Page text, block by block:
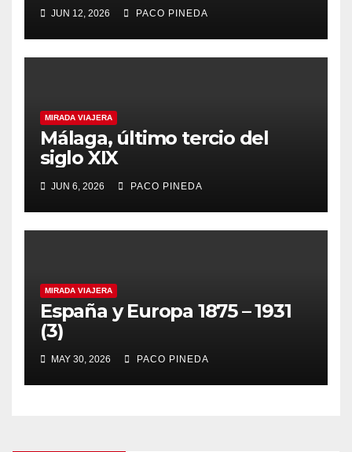
JUN 12, 2026 PACO PINEDA
MIRADA VIAJERA
Málaga, último tercio del
siglo XIX
JUN 6, 2026 PACO PINEDA
MIRADA VIAJERA
España y Europa 1875 – 1931
(3)
MAY 30, 2026 PACO PINEDA